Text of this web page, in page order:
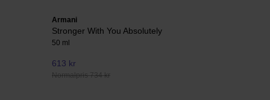
Armani
Stronger With You Absolutely
50 ml
613 kr
Normalpris 734 kr